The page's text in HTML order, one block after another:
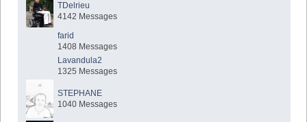
TDelrieu
4142 Messages
farid
1408 Messages
Lavandula2
1325 Messages
STEPHANE
1040 Messages